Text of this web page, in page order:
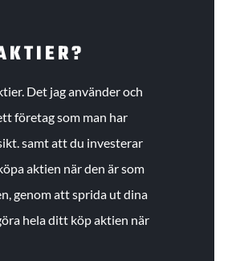
Det jag använder och
företag som man har
samt att du investerar
aktien när den är som
genom att sprida ut dina
hela ditt köp aktien när